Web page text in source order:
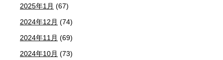
2025年1月 (67)
2024年12月 (74)
2024年11月 (69)
2024年10月 (73)